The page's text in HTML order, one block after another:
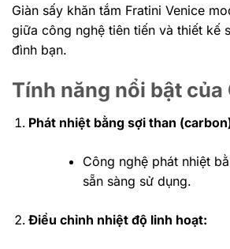
Giàn sấy khăn tắm Fratini Venice
giữa công nghệ tiên tiến và thiết kế
đình bạn.
Tính năng nổi bật của
Phát nhiệt bằng sợi than
Công nghệ phát nhiệt
sẵn sàng sử dụng.
Điều chỉnh nhiệt độ linh hoạt: